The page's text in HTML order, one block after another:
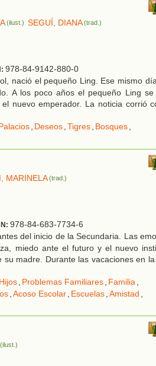
(ilust.) SEGUÍ, DIANA(trad.)
978-84-9142-880-0
nació el pequeño Ling. Ese mismo
A los poco años el pequeño Ling se
nuevo emperador. La noticia corrió
, Deseos,Tigres, Bosques,
MARINELA(trad.)
978-84-683-7734-6
del inicio de la Secundaria. Las
miedo ante el futuro y el nuevo
madre. Durante las vacaciones en
, Problemas Familiares, Familia,
,Acoso Escolar, Escuelas,Amistad ,
(ilust.)